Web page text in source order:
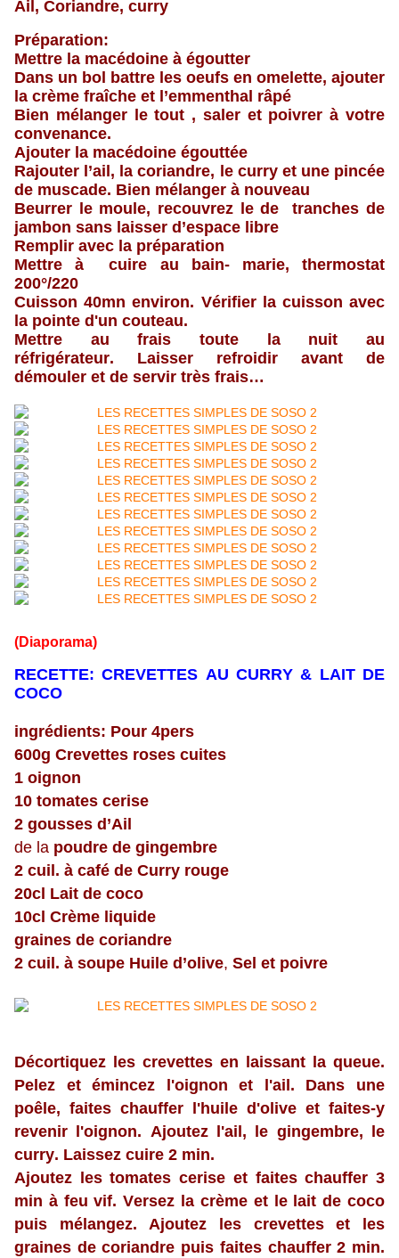
Ail, Coriandre, curry
Préparation:
Mettre la macédoine à égoutter
Dans un bol battre les oeufs en omelette, ajouter
la crème fraîche et l’emmenthal râpé
Bien mélanger le tout , saler et poivrer à votre
convenance.
Ajouter la macédoine égouttée
Rajouter l’ail, la coriandre, le curry et une pincée
de muscade. Bien mélanger à nouveau
Beurrer le moule, recouvrez le de tranches de
jambon sans laisser d’espace libre
Remplir avec la préparation
Mettre à cuire au bain- marie, thermostat
200°/220
Cuisson 40mn environ. Vérifier la cuisson avec
la pointe d'un couteau.
Mettre au frais toute la nuit au
réfrigérateur. Laisser refroidir avant de
démouler et de servir très frais…
(Diaporama)
RECETTE: CREVETTES AU CURRY & LAIT DE
COCO
ingrédients: Pour 4pers
600g Crevettes roses cuites
1 oignon
10 tomates cerise
2 gousses d’Ail
de la poudre de gingembre
2 cuil. à café de Curry rouge
20cl Lait de coco
10cl Crème liquide
graines de coriandre
2 cuil. à soupe Huile d’olive, Sel et poivre
Décortiquez les crevettes en laissant la queue.
Pelez et émincez l'oignon et l'ail. Dans une
poêle, faites chauffer l'huile d'olive et faites-y
revenir l'oignon. Ajoutez l'ail, le gingembre, le
curry. Laissez cuire 2 min.
Ajoutez les tomates cerise et faites chauffer 3
min à feu vif. Versez la crème et le lait de coco
puis mélangez. Ajoutez les crevettes et les
graines de coriandre puis faites chauffer 2 min.